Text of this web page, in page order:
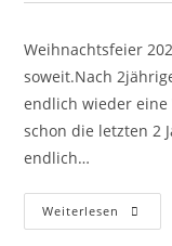
Weihnachtsfeier
soweit.Nach
endlich wieder
schon die letzten 2
endlich…
Weiterlesen
2022